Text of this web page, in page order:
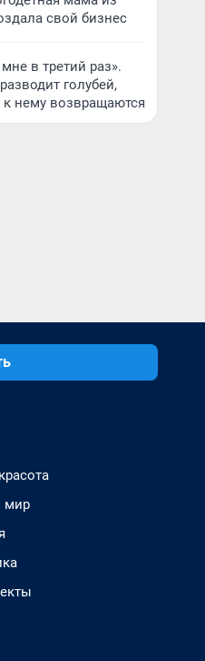
свой бизнес
в третий раз».
голубей,
к нему возвращаются
мир